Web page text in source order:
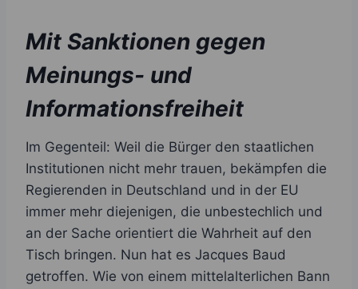
Mit Sanktionen gegen
Meinungs- und
Informationsfreiheit
Im Gegenteil: Weil die Bürger den staatlichen
Institutionen nicht mehr trauen, bekämpfen die
Regierenden in Deutschland und in der EU
immer mehr diejenigen, die unbestechlich und
an der Sache orientiert die Wahrheit auf den
Tisch bringen. Nun hat es Jacques Baud
getroffen. Wie von einem mittelalterlichen Bann